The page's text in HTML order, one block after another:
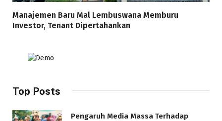
Manajemen Baru Mal Lembuswana Memburu
Investor, Tenant Dipertahankan
Top Posts
Pengaruh Media Massa Terhadap